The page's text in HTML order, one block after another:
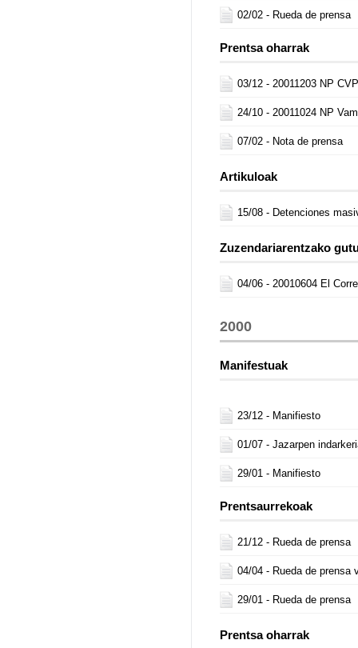
02/02 - Rueda de prensa
Prentsa oharrak
03/12 - 20011203 NP
24/10 - 20011024 NP
07/02 - Nota de prensa
Artikuloak
15/08 - Detenciones
Zuzendariarentzako
04/06 - 20010604 El
2000
Manifestuak
23/12 - Manifiesto
01/07 - Jazarpen
29/01 - Manifiesto
Prentsaurrekoak
21/12 - Rueda de prensa
04/04 - Rueda de prensa
29/01 - Rueda de prensa
Prentsa oharrak